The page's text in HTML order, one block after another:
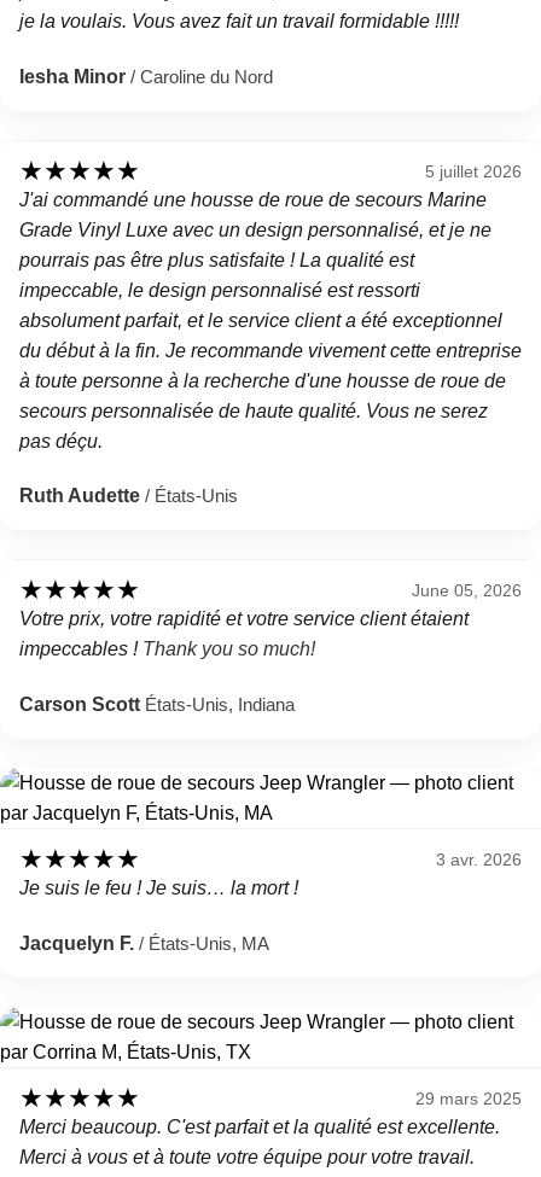
je la voulais. Vous avez fait un travail formidable !!!!!
Iesha Minor / Caroline du Nord
★★★★★ 5 juillet 2026
J'ai commandé une housse de roue de secours Marine
Grade Vinyl Luxe avec un design personnalisé, et je ne
pourrais pas être plus satisfaite ! La qualité est
impeccable, le design personnalisé est ressorti
absolument parfait, et le service client a été exceptionnel
du début à la fin. Je recommande vivement cette entreprise
à toute personne à la recherche d'une housse de roue de
secours personnalisée de haute qualité. Vous ne serez
pas déçu.
Ruth Audette / États-Unis
★★★★★ June 05, 2026
Votre prix, votre rapidité et votre service client étaient
impeccables ! Thank you so much!
Carson Scott États-Unis, Indiana
★★★★★ 3 avr. 2026
Je suis le feu ! Je suis… la mort !
Jacquelyn F. / États-Unis, MA
★★★★★ 29 mars 2025
Merci beaucoup. C'est parfait et la qualité est excellente.
Merci à vous et à toute votre équipe pour votre travail.